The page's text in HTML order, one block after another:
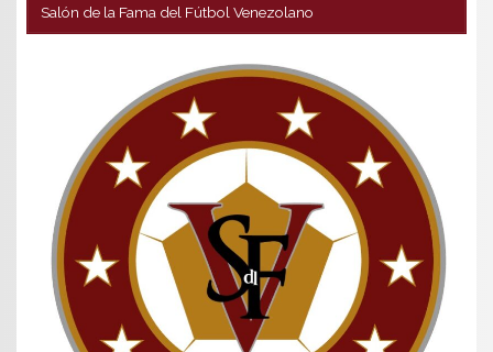
Salón de la Fama del Fútbol Venezolano